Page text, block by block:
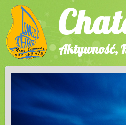
Aktywność,